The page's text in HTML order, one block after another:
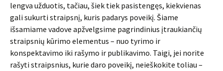
lengva užduotis, tačiau, šiek tiek pasistengęs, kiekvienas
gali sukurti straipsnį, kuris padarys poveikį. Šiame
išsamiame vadove apžvelgsime pagrindinius įtraukiančių
straipsnių kūrimo elementus – nuo tyrimo ir
konspektavimo iki rašymo ir publikavimo. Taigi, jei norite
rašyti straipsnius, kurie daro poveikį, neieškokite toliau –